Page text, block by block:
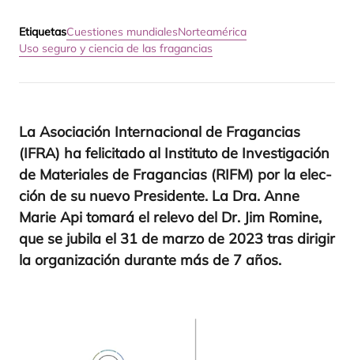
EtiquetasCuestiones mundialesNorteamérica
Uso seguro y ciencia de las fragancias
La Aso­cia­ción Inter­na­cio­nal de Fra­gan­cias
(IFRA) ha feli­ci­ta­do al Ins­ti­tu­to de Inves­ti­ga­ción
de Mate­ria­les de Fra­gan­cias (RIFM) por la elec­
ción de su nue­vo Pre­si­den­te. La Dra. Anne
Marie Api toma­rá el rele­vo del Dr. Jim Romi­ne,
que se jubi­la el 31 de mar­zo de 2023 tras diri­gir
la orga­ni­za­ción duran­te más de 7 años.